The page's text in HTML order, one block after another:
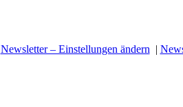
Newsletter – Einstellungen ändern|